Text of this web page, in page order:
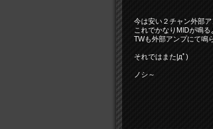
今は安い２チャン外部ア
これでかなりMIDが鳴る
TWも外部アンプにて鳴
それではまた|дﾟ)
ノシ～